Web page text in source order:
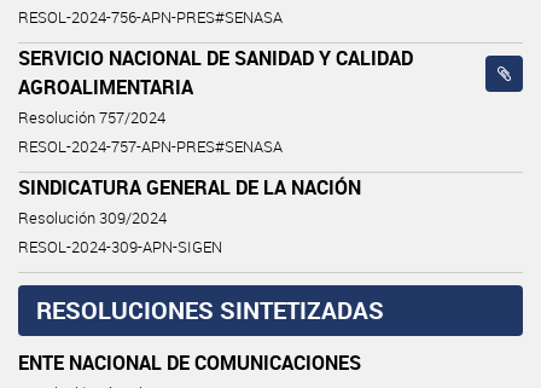
RESOL-2024-756-APN-PRES#SENASA
SERVICIO NACIONAL DE SANIDAD Y CALIDAD
AGROALIMENTARIA
Resolución 757/2024
RESOL-2024-757-APN-PRES#SENASA
SINDICATURA GENERAL DE LA NACIÓN
Resolución 309/2024
RESOL-2024-309-APN-SIGEN
RESOLUCIONES SINTETIZADAS
ENTE NACIONAL DE COMUNICACIONES